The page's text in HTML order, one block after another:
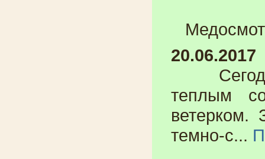
20.06.2017
Сегодня
теплым
ветерком.
темно-с...